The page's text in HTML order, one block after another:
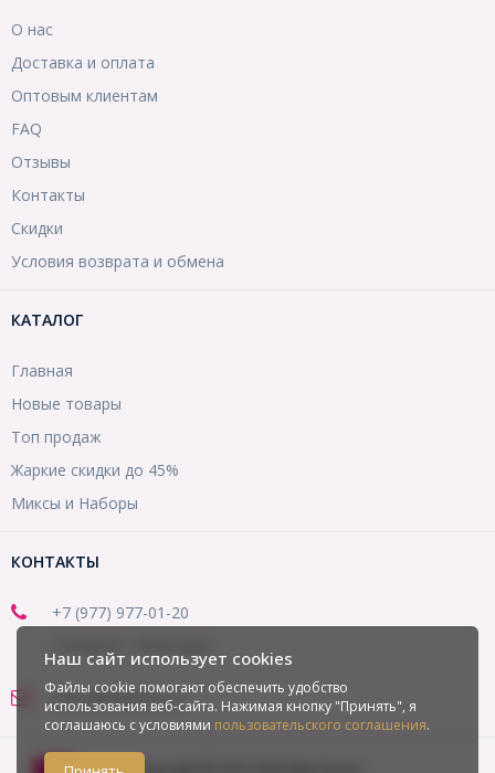
О нас
Доставка и оплата
Оптовым клиентам
FAQ
Отзывы
Контакты
Скидки
Условия возврата и обмена
КАТАЛОГ
Главная
Новые товары
Топ продаж
Жаркие скидки до 45%
Миксы и Наборы
КОНТАКТЫ
+7 (977) 977-01-20
office@mirbusin.ru
Наш сайт использует cookies
Файлы cookie помогают обеспечить удобство
использования веб-сайта. Нажимая кнопку "Принять", я
соглашаюсь с условиями пользовательского соглашения.